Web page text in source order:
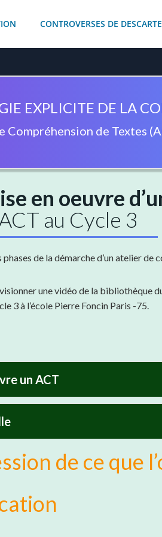
CONTROVERSES DE
EXPLICITE DE LA
Compréhension de Textes
en oeuvre
au Cycle 3
de la démarche d’un atelier de
une vidéo de la bibliothèque
3 à l’école Pierre Foncin Paris -75.
un ACT
de ce que